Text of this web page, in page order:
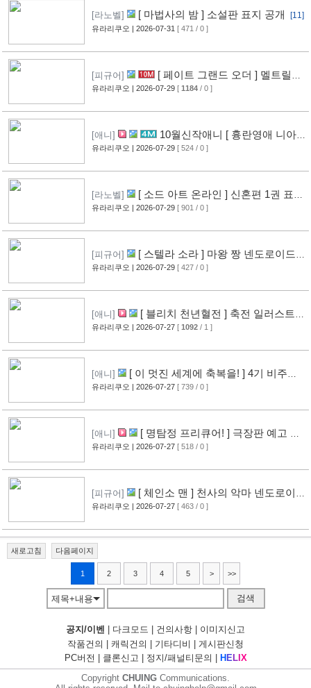
[라노벨] [ 마법사의 밤 ] 소설판 표지 공개 [11]
유라리쿠오 | 2026-07-31 [ 471 / 0 ]
[피규어]
[ 페이트 그랜드 오더 ] 멜트릴리
스 신작 피규어 공개 [12]
유라리쿠오 | 2026-07-29 [ 1184 / 0 ]
[애니]
10월신작애니 [ 흉란영애 니아
리스톤 ] PV 영상 공개 [13]
유라리쿠오 | 2026-07-29 [ 524 / 0 ]
[라노벨]
[ 소드 아트 온라인 ] 신혼편 1권 표지
공개 [16]
유라리쿠오 | 2026-07-29 [ 901 / 0 ]
[피규어]
[ 스텔라 소라 ] 마왕 짱 넨도로이드
공개 [10]
유라리쿠오 | 2026-07-29 [ 427 / 0 ]
[애니]
[ 블리치 천년혈전 ] 축전 일러스트 &
오프닝 영상 공개
[14]
유라리쿠오 | 2026-07-27 [ 1092 / 1 ]
[애니]
[ 이 멋진 세계에 축복을! ] 4기 비주얼
그림 공개
[14]
유라리쿠오 | 2026-07-27 [ 739 / 0 ]
[애니]
[ 명탐정 프리큐어! ] 극장판 예고 영
상 공개
[10]
유라리쿠오 | 2026-07-27 [ 518 / 0 ]
[피규어]
[ 체인소 맨 ] 천사의 악마 넨도로이드
공개 [11]
유라리쿠오 | 2026-07-27 [ 463 / 0 ]
새로고침 다음페이지
1 2 3 4 5 > >>
제목+내용 검색
공지/이벤 다크모드 건의사항
이미지신고
작품건의
캐릭건의 기타디비
게시판신청
PC버전
클론신고 정지/패널티문의 H ELI X
Copyright CHUING Communications.